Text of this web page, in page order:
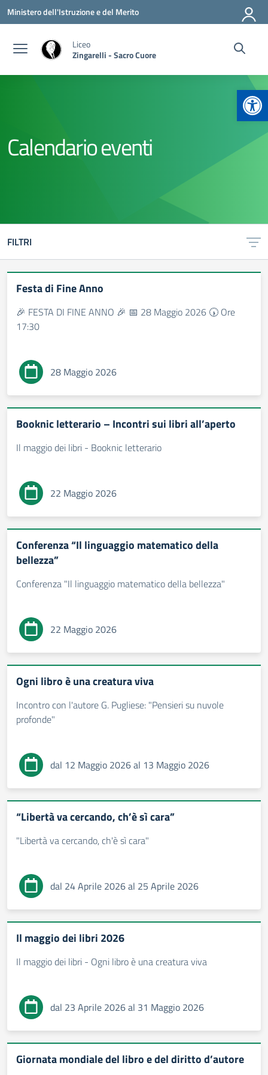
Vai ai contenuti
Vai al menu di navigazione
Vai al footer
Ministero dell'Istruzione e del Merito
Liceo
Zingarelli - Sacro Cuore
Calendario eventi
FILTRI
Festa di Fine Anno
🎉 FESTA DI FINE ANNO 🎉 📅 28 Maggio 2026 🕠 Ore
17:30
28 Maggio 2026
Booknic letterario – Incontri sui libri all’aperto
Il maggio dei libri - Booknic letterario
22 Maggio 2026
Conferenza “Il linguaggio matematico della
bellezza”
Conferenza "Il linguaggio matematico della bellezza"
22 Maggio 2026
Ogni libro è una creatura viva
Incontro con l'autore G. Pugliese: "Pensieri su nuvole
profonde"
dal 12 Maggio 2026 al 13 Maggio 2026
“Libertà va cercando, ch’è sì cara”
"Libertà va cercando, ch'è sì cara"
dal 24 Aprile 2026 al 25 Aprile 2026
Il maggio dei libri 2026
Il maggio dei libri - Ogni libro è una creatura viva
dal 23 Aprile 2026 al 31 Maggio 2026
Giornata mondiale del libro e del diritto d’autore